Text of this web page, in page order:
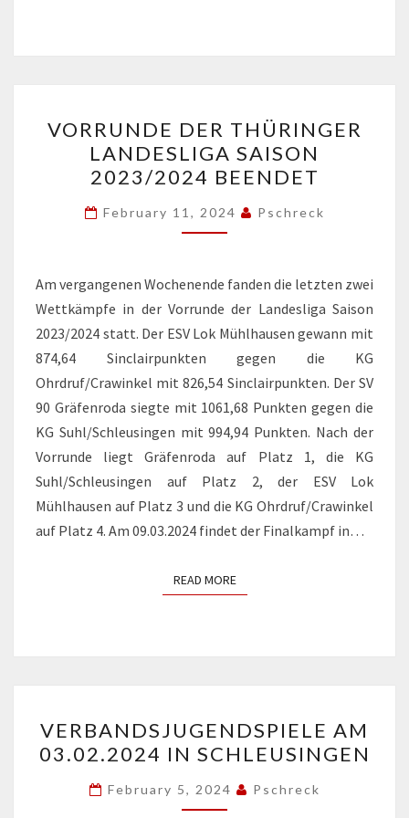
DER
THÜRINGER
LANDESLIGA
SAISON
2023/2024
VORRUNDE DER THÜRINGER
LANDESLIGA SAISON
2023/2024 BEENDET
February 11, 2024 Pschreck
Am vergangenen Wochenende fanden die letzten zwei
Wettkämpfe in der Vorrunde der Landesliga Saison
2023/2024 statt. Der ESV Lok Mühlhausen gewann mit
874,64 Sinclairpunkten gegen die KG
Ohrdruf/Crawinkel mit 826,54 Sinclairpunkten. Der SV
90 Gräfenroda siegte mit 1061,68 Punkten gegen die
KG Suhl/Schleusingen mit 994,94 Punkten. Nach der
Vorrunde liegt Gräfenroda auf Platz 1, die KG
Suhl/Schleusingen auf Platz 2, der ESV Lok
Mühlhausen auf Platz 3 und die KG Ohrdruf/Crawinkel
auf Platz 4. Am 09.03.2024 findet der Finalkampf in…
READ MOREREAD MORE
AM
03.02.2024
IN
SCHLEUSINGEN
VERBANDSJUGENDSPIELE AM
03.02.2024 IN SCHLEUSINGEN
February 5, 2024 Pschreck